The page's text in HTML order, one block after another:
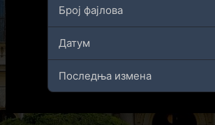
Број фајлова
Датум
Последња измена